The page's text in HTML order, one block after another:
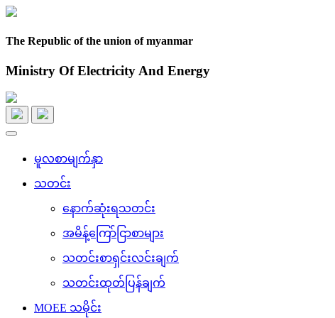
The Republic of the union of myanmar
Ministry Of Electricity And Energy
Toggle
မူလစာမျက်နှာ
သတင်း
နောက်ဆုံးရသတင်း
အမိန့်ကြော်ငြာစာများ
သတင်းစာရှင်းလင်းချက်
သတင်းထုတ်ပြန်ချက်
MOEE သမိုင်း